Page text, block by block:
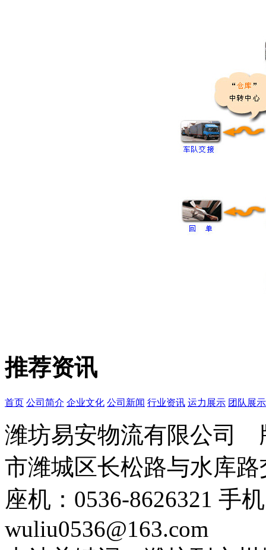
推荐资讯
首页 公司简介 企业文化 公司新闻 行业资讯 运力展示 团队展示
潍坊易安物流有限公
市潍城区长松路与水库
座机：0536-8626321 手
wuliu0536@163.com